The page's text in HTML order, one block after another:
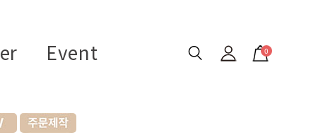
Event 0